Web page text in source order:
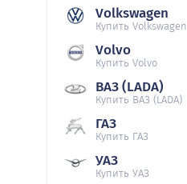
Volkswagen
Купить Volkswagen
Volvo
Купить Volvo
ВАЗ (LADA)
Купить ВАЗ (LADA)
ГАЗ
Купить ГАЗ
УАЗ
Купить УАЗ